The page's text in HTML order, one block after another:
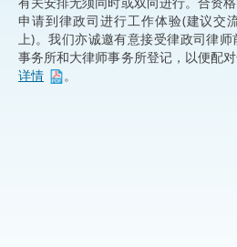
申请到律政司进行工作体验(建议交
上)。我们亦诚邀有意接受律政司律
事务所和大律师事务所登记，以便配
详情
。